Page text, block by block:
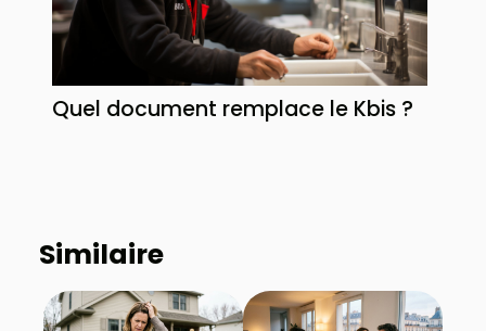
Quel document remplace le Kbis ?
Similaire